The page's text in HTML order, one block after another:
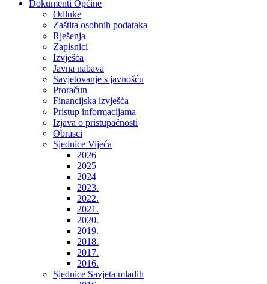
Dokumenti Općine
Odluke
Zaštita osobnih podataka
Rješenja
Zapisnici
Izvješća
Javna nabava
Savjetovanje s javnošću
Proračun
Financijska izvješća
Pristup informacijama
Izjava o pristupačnosti
Obrasci
Sjednice Vijeća
2026
2025
2024
2023.
2022.
2021.
2020.
2019.
2018.
2017.
2016.
Sjednice Savjeta mladih